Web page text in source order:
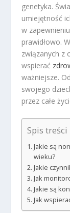
genetyka.
umiejętność
w
prawidłowo.
związanych z
wspierać
ważniejsze.
swojego
przez całe
Spis treści
Jakie są
wieku?
Jakie
Jak
Jakie są
Jak